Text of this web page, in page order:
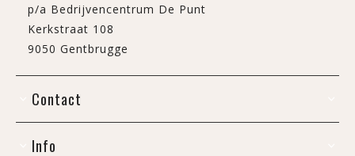
p/a Bedrijvencentrum De Punt
Kerkstraat 108
9050 Gentbrugge
Contact
Info